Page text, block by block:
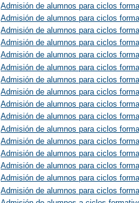
Admisión de alumnos para ciclos
Admisión de alumnos para ciclos
Admisión de alumnos para ciclos
Admisión de alumnos para ciclos
Admisión de alumnos para ciclos
Admisión de alumnos para ciclos
Admisión de alumnos para ciclos
Admisión de alumnos para ciclos
Admisión de alumnos para ciclos
Admisión de alumnos para ciclos
Admisión de alumnos para ciclos
Admisión de alumnos para ciclos
Admisión de alumnos para ciclos
Admisión de alumnos para ciclos
Admisión de alumnos para ciclos
Admisión de alumnos para ciclos